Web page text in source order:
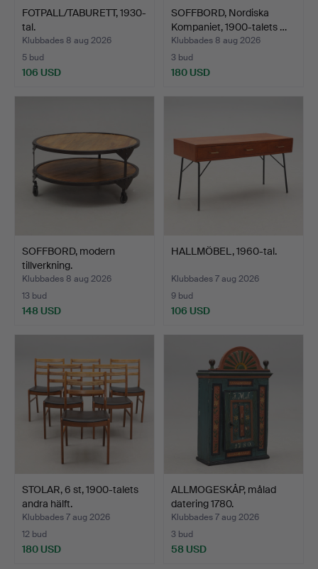
FOTPALL/TABURETT, 1930-
tal.
Klubbades 8 aug 2026
5 bud
106 USD
SOFFBORD, Nordiska
Kompaniet, 1900-talets …
Klubbades 8 aug 2026
3 bud
180 USD
SOFFBORD, modern
tillverkning.
Klubbades 8 aug 2026
13 bud
148 USD
HALLMÖBEL, 1960-tal.
Klubbades 7 aug 2026
9 bud
106 USD
STOLAR, 6 st, 1900-talets
andra hälft.
Klubbades 7 aug 2026
12 bud
180 USD
ALLMOGESKÅP, målad
datering 1780.
Klubbades 7 aug 2026
3 bud
58 USD